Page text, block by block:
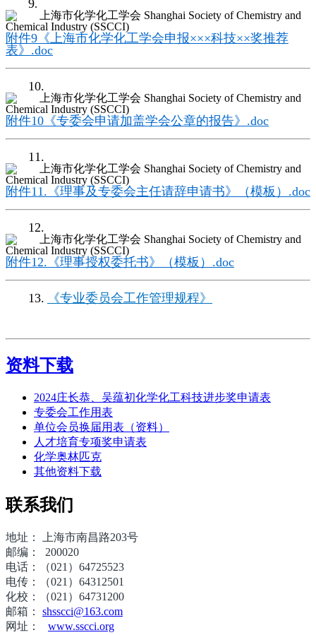
9.
附件9《上海市化学化工学会申报×××科技××奖推荐
表》.doc
10.
附件10《专委会申请加盖学会公章的报告》.doc
11.
附件11.《理事及专委会主任请辞申请书》（模板）.doc
12.
附件12.《理事授权委托书》（模板）.doc
13. 《专业委员会工作管理规程》
资料下载
2024庄长恭、吴蕴初化学化工科技进步奖申请表
专委会工作用表
单位会员换届用表（资料）
人才培育专项奖申请表
化学奥林匹克
其他资料下载
联系我们
地址： 上海市南昌路203号
邮编： 200020
电话：（021）64725523
电传：（021）64312501
化校：（021）64731200
邮箱 ：
shsscci@163.com
网址： www.sscci.org